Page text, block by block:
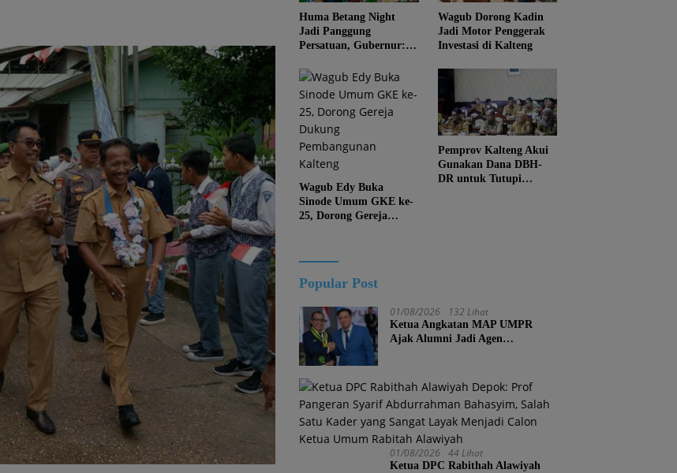
Huma Betang Night
Jadi Panggung
Persatuan, Gubernur:
Kemajuan Menghapus
Jati Diri Kalteng
Wagub Dorong Kadin
Jadi Motor Penggerak
Investasi di Kalteng
Wagub Edy Buka
Sinode Umum GKE ke-
25, Dorong Gereja
Pemprov Kalteng Akui
Gunakan Dana DBH-
DR untuk Tutupi
Popular Post
01/08/2026 132 Lihat
Ketua Angkatan MAP UMPR
Ajak Alumni Jadi Agen
01/08/2026 44 Lihat
Ketua DPC Rabithah Alawiyah